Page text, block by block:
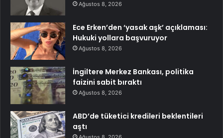
Ağustos 8, 2026
Ece Erken’den ‘yasak aşk’ açıklaması:
Hukuki yollara başvuruyor
Ağustos 8, 2026
İngiltere Merkez Bankası, politika
faizini sabit bıraktı
Ağustos 8, 2026
ABD’de tüketici kredileri beklentileri
aştı